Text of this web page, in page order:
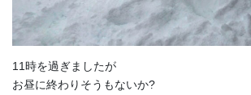
11時を過ぎましたが
お昼に終わりそうもないか?